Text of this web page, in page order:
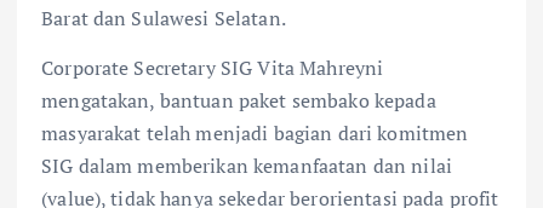
Barat dan Sulawesi Selatan.
Corporate Secretary SIG Vita Mahreyni
mengatakan, bantuan paket sembako kepada
masyarakat telah menjadi bagian dari komitmen
SIG dalam memberikan kemanfaatan dan nilai
(value), tidak hanya sekedar berorientasi pada profit